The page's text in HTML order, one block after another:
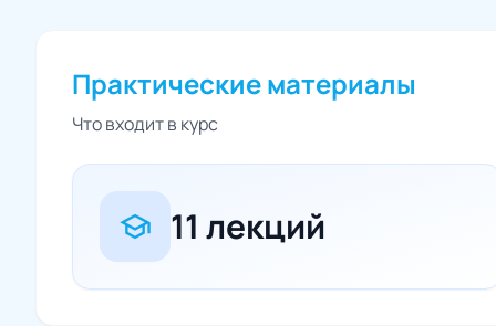
Практические материалы
Что входит в курс
school 11 лекций